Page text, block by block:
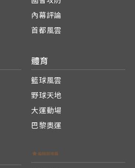
內幕評論
首都風雲
體育
籃球風雲
野球天地
大運動場
巴黎奧運